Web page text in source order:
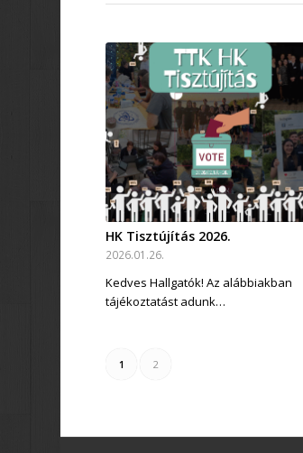
HK Tisztújítás 2026.
2026.01.26.
Kedves Hallgatók! Az alábbiakban
tájékoztatást adunk…
1 2